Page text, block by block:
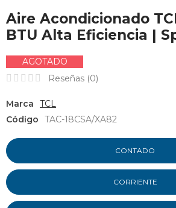
Aire Acondicionado
BTU Alta Eficiencia |
AGOTADO
Reseñas (0)
Marca
TCL
Código
TAC-18CSA/XA82
CONTADO
CORRIENTE